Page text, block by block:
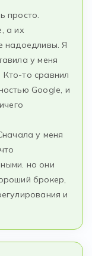
просто.
а их
надоедливы. Я
у меня
то сравнил
Google, и
у меня
но они
брокер,
и